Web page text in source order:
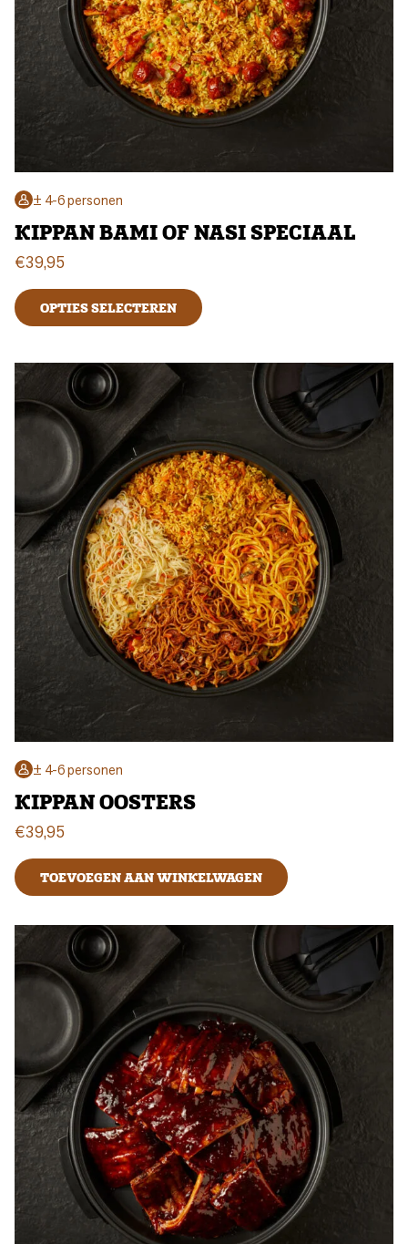
± 4-6 personen
KIPPAN BAMI OF NASI SPECIAAL
€39,95
OPTIES SELECTEREN
± 4-6 personen
KIPPAN OOSTERS
€39,95
TOEVOEGEN AAN WINKELWAGEN